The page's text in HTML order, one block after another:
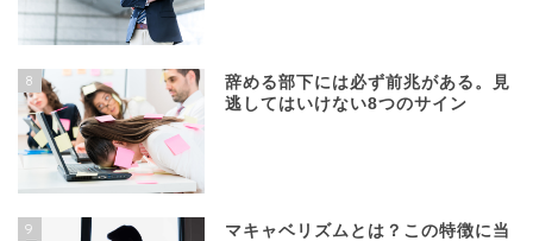
8
辞める部下には必ず前兆がある。見
逃してはいけない8つのサイン
9
マキャベリズムとは？この特徴に当